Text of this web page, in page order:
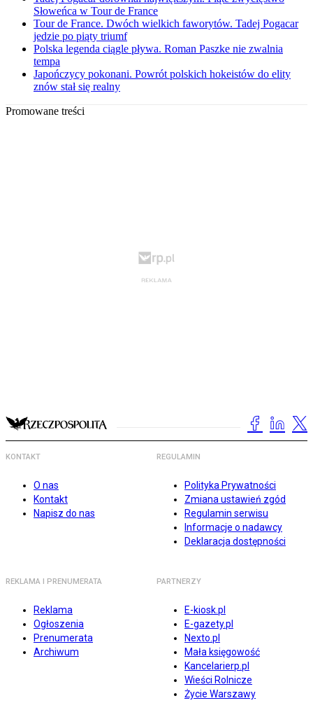
Słoweńca w Tour de France
Tour de France. Dwóch wielkich faworytów. Tadej Pogacar
jedzie po piąty triumf
Polska legenda ciągle pływa. Roman Paszke nie zwalnia
tempa
Japończycy pokonani. Powrót polskich hokeistów do elity
znów stał się realny
Promowane treści
KONTAKT
O nas
Kontakt
Napisz do nas
REGULAMIN
Polityka Prywatności
Zmiana ustawień zgód
Regulamin serwisu
Informacje o nadawcy
Deklaracja dostępności
REKLAMA I PRENUMERATA
Reklama
Ogłoszenia
Prenumerata
Archiwum
PARTNERZY
E-kiosk.pl
E-gazety.pl
Nexto.pl
Mała księgowość
Kancelarierp.pl
Wieści Rolnicze
Życie Warszawy